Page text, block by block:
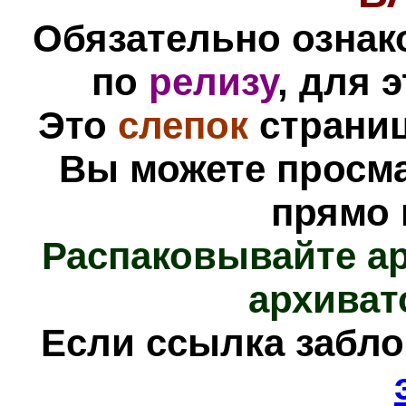
Обязательно
по релизу, для
Это слепок
Вы можете
прямо
Распаковывайте
Если ссылка